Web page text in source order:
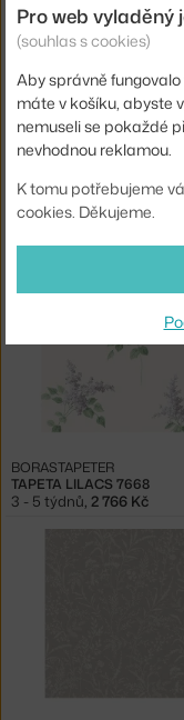
TAPETA FOREST FRIENDS
BORASTAPETER
TAPETA LILACS 7668
BORASTAPETER
3 - 5 týdnů, 2 766 Kč
Pro web
(souhlas s cookies)
Aby správně
máte v košíku, abyste
nemuseli se pokaždé
nevhodnou reklamou.
K tomu potřebujeme
cookies. Děkujeme.